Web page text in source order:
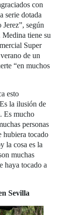
con
serie dotada
según
Medina tiene su
Super
de un
“en muchos
esto
la ilusión de
. Es mucho
personas
hubiera tocado
la cosa es la
muchas
haya tocado a
Sevilla